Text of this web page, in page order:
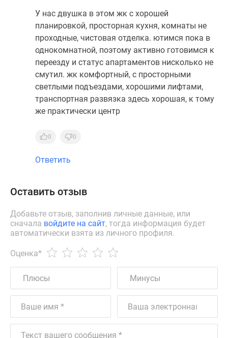
У нас двушка в этом жк с хорошей
планировкой, просторная кухня, комнаты не
проходные, чистовая отделка. ютимся пока в
однокомнатной, поэтому активно готовимся к
переезду и статус апартаментов нисколько не
смутил. жк комфортный, с просторными
светлыми подъездами, хорошими лифтами,
транспортная развязка здесь хорошая, к тому
же практически центр
0 0
Ответить
Оставить отзыв
Добавьте отзыв, заполнив личные данные, или
сначала войдите на сайт, тогда информация будет
автоматически взята из личного профиля.
Оценка*